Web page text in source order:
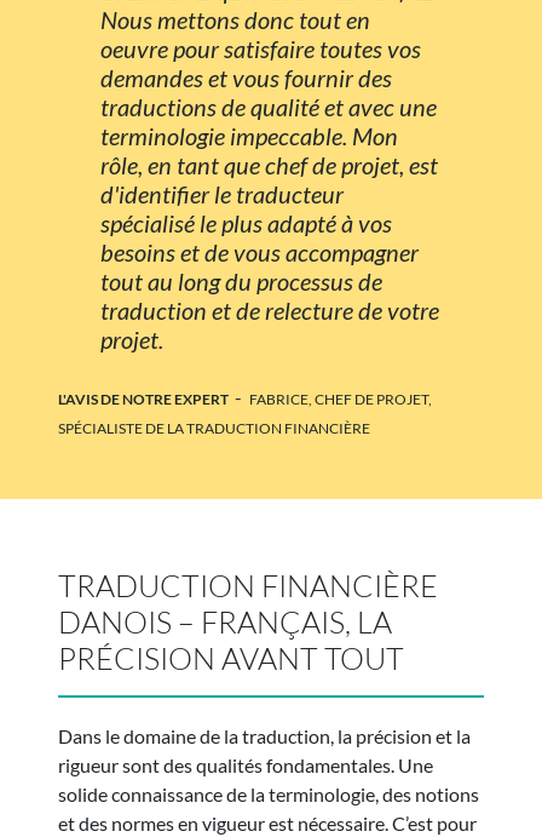
Nous mettons donc tout en
oeuvre pour satisfaire toutes vos
demandes et vous fournir des
traductions de qualité et avec une
terminologie impeccable. Mon
rôle, en tant que chef de projet, est
d'identifier le traducteur
spécialisé le plus adapté à vos
besoins et de vous accompagner
tout au long du processus de
traduction et de relecture de votre
projet.
L'AVIS DE NOTRE EXPERT - FABRICE, CHEF DE PROJET,
SPÉCIALISTE DE LA TRADUCTION FINANCIÈRE
TRADUCTION FINANCIÈRE
DANOIS – FRANÇAIS, LA
PRÉCISION AVANT TOUT
Dans le domaine de la traduction, la précision et la
rigueur sont des qualités fondamentales. Une
solide connaissance de la terminologie, des notions
et des normes en vigueur est nécessaire. C’est pour